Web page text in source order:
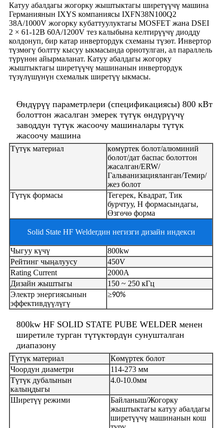
Катуу абалдагы жогорку жыштыктагы ширетүүчү машина
Германиянын IXYS компаниясы IXFN38N100Q2
38A/1000V жогорку кубаттуулуктагы MOSFET жана DSEI
2 × 61-12B 60A/1200V тез калыбына келтирүүчү диодду
колдонуп, бир катар инвертордук схеманы түзөт. Инвертор
түзмөгү болтту кысуу ыкмасында орнотулган, ал параллель
түрүнөн айырмаланат. Катуу абалдагы жогорку
жыштыктагы ширетүүчү машинанын инвертордук
түзүлүшүнүн схемалык ширетүү ыкмасы.
Өндүрүү параметрлери (спецификациясы) 800 кВт
болоттон жасалган эмерек түтүк өндүрүүчү
заводдун түтүк жасоочу машиналары түтүк
жасоочу машина
Түтүк материал
көмүртек болот/алюминий
болот/дат баспас болоттон
жасалган/ERW/
Гальванизацияланган/Темир/
жез болот
Түтүк формасы
Тегерек, Квадрат, Тик
бурчтуу, Н формасындагы,
Өзгөчө форма
Solid State HF Welderдин негизги дизайн индекси
Чыгуу күчү
800kw
Рейтинг чыңалуусу
450V
Rating Current
2000A
Дизайн жыштыгы
150 ~ 250 кГц
Электр энергиясынын
эффективдүүлүгү
≥90%
800kw HF SOLID STATE PUBE WELDER менен
ширетиле турган түтүктөрдүн сунушталган
диапазону
Түтүк материал
Көмүртек болот
Чоордун диаметри
114-273 мм
Түтүк дубалынын
калыңдыгы
4.0-10.0мм
Ширетүү режими
Байланыш/Жогорку
жыштыктагы катуу абалдагы
ширетүүчү машинанын кош